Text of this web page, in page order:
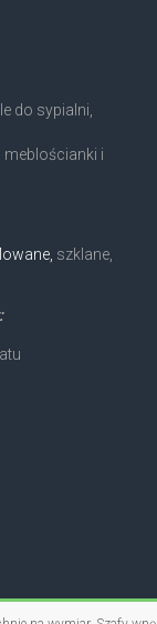
do sypialni,
meblościanki i
szklane,